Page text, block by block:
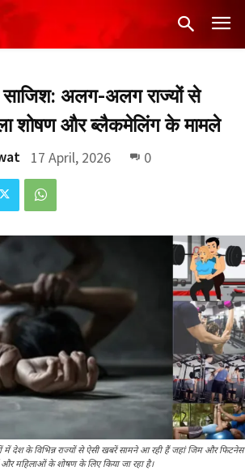
अलग-अलग राज्यों से
शोषण और ब्लैकमेलिंग के मामले
17 April, 2026 0
देश के विभिन्न राज्यों से ऐसी खबरें सामने आ रही हैं जहां जिम और फिटनेस
और महिलाओं के शोषण के लिए किया जा रहा है।